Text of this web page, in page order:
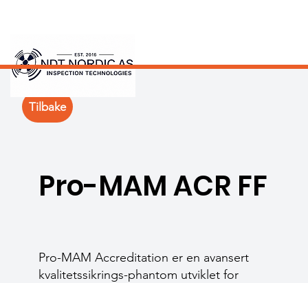
Pro-MAM ACR FF
Pro-MAM Accreditation er en avansert
kvalitetssikrings-phantom utviklet for
Tilbake